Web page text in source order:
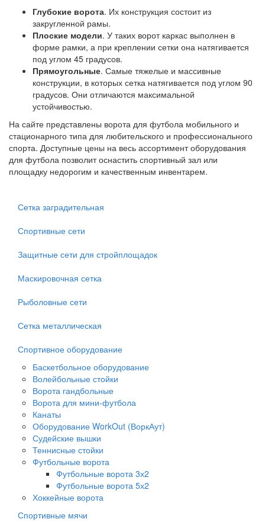
Глубокие ворота. Их конструкция состоит из
закругленной рамы.
Плоские модели. У таких ворот каркас выполнен в
форме рамки, а при креплении сетки она натягивается
под углом 45 градусов.
Прямоугольные. Самые тяжелые и массивные
конструкции, в которых сетка натягивается под углом 90
градусов. Они отличаются максимальной
устойчивостью.
На сайте представлены ворота для футбола мобильного и
стационарного типа для любительского и профессионального
спорта. Доступные цены на весь ассортимент оборудования
для футбола позволит оснастить спортивный зал или
площадку недорогим и качественным инвентарем.
Сетка заградительная
Спортивные сети
Защитные сети для стройплощадок
Маскировочная сетка
Рыболовные сети
Сетка металлическая
Спортивное оборудование
Баскетбольное оборудование
Волейбольные стойки
Ворота гандбольные
Ворота для мини-футбола
Канаты
Оборудование WorkOut (ВоркАут)
Судейские вышки
Теннисные стойки
Футбольные ворота
Футбольные ворота 3х2
Футбольные ворота 5х2
Хоккейные ворота
Спортивные мячи